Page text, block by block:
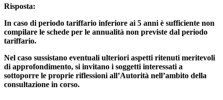
Risposta:
In caso di periodo tariffario inferiore ai 5 anni è sufficiente non
compilare le schede per le annualità non previste dal periodo
tariffario.
Nel caso sussistano eventuali ulteriori aspetti ritenuti meritevoli
di approfondimento, si invitano i soggetti interessati a
sottoporre le proprie riflessioni all’Autorità nell’ambito della
consultazione in corso.